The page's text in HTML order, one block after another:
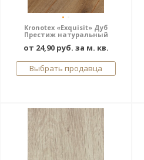
Kronotex «Exquisit» Дуб
Престиж натуральный
от 24,90 руб. за м. кв.
Выбрать продавца